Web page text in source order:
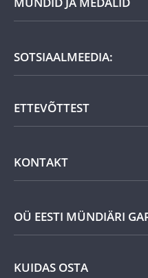
Kuu eripakkumine
Kingiideed
Eesti tooted
Kuld
Muu
Aksessuaarid
SOTSIAALMEEDIA:
ETTEVÕTTEST
KONTAKT
OÜ EESTI MÜNDIÄRI
Turvaline ostmine veebist
KUIDAS OSTA